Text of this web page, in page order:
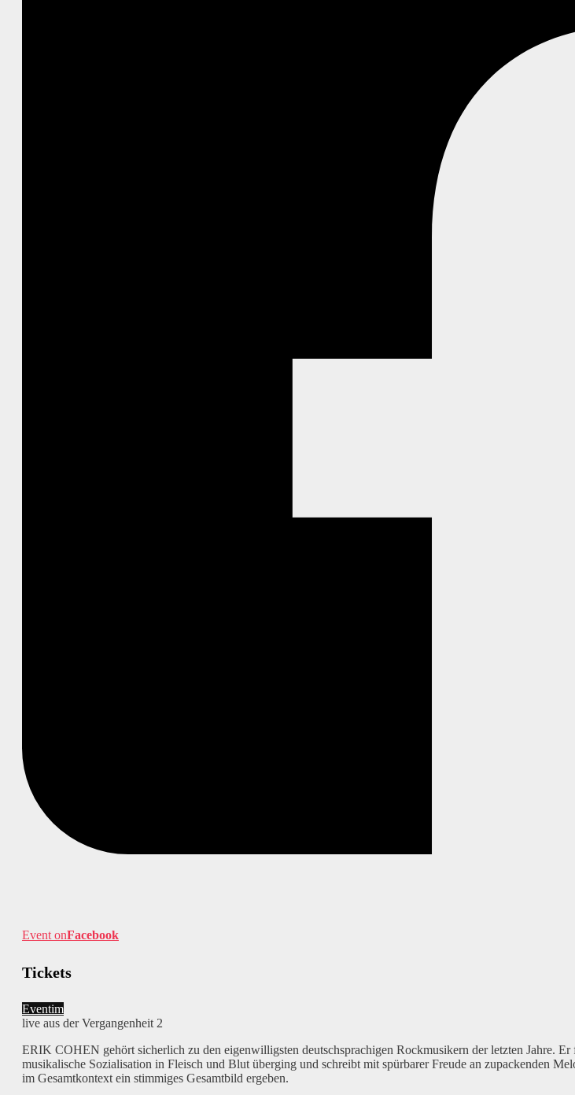
Event onFacebook
Tickets
Eventim
live aus der Vergangenheit 2
ERIK COHEN gehört sicherlich zu den eigenwilligsten deutschsprachigen Rockmusikern der letzten Jahre.
musikalische Sozialisation in Fleisch und Blut überging und schreibt mit spürbarer Freude an zupackenden
im Gesamtkontext ein stimmiges Gesamtbild ergeben.